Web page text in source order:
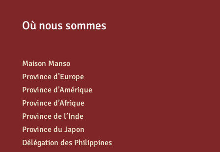
Où nous sommes
Maison Manso
Province d’Europe
Province d’Amérique
Province d’Afrique
Province de l’Inde
Province du Japon
Délégation des Philippines